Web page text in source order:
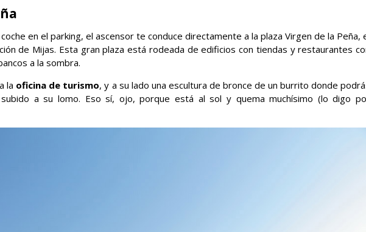
en el parking, el ascensor te conduce directamente a la plaza Virgen de la Peña,
de Mijas. Esta gran plaza está rodeada de edificios con tiendas y restaurantes
a la sombra.
la oficina de turismo, y a su lado una escultura de bronce de un burrito donde
a su lomo. Eso sí, ojo, porque está al sol y quema muchísimo (lo digo